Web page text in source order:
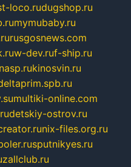
loco.rudugshop.ru
mymubaby.ru
rusgosnews.com
w-dev.ruf-ship.ru
kinosvin.ru
multiki-online.com
detskiy-ostrov.ru
nix-files.org.ru
sputnikyes.ru
zallclub.ru